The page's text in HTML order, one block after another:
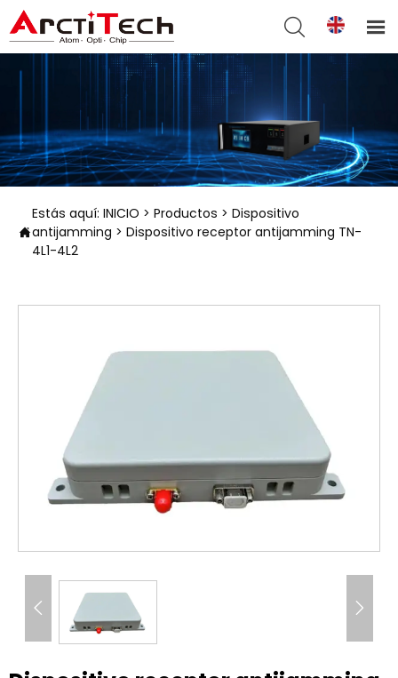
 

Estás aquí: INICIO > Productos > Dispositivo
antijamming > Dispositivo receptor antijamming TN-
4L1-4L2
 